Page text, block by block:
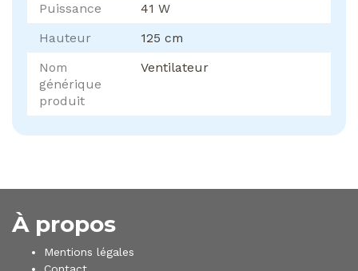
Puissance
41 W
Hauteur
125 cm
Nom
générique
produit
Ventilateur
À propos
Mentions légales